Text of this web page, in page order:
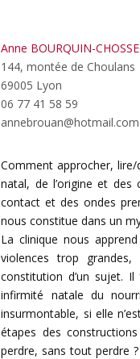
Anne BOURQUIN-
144, montée de Choulans
69005 Lyon
06 77 41 58 59
annebrouan@hotmail.com
Comment approcher, lire/
natal, de l’origine et des
contact et des ondes
nous constitue dans un
La clinique nous
violences trop
constitution d’un sujet.
infirmité natale du
insurmontable, si elle
étapes des
perdre, sans tout perdre